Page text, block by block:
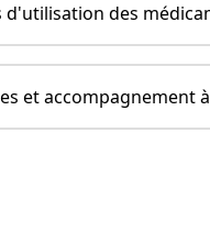
des
et accompagnement